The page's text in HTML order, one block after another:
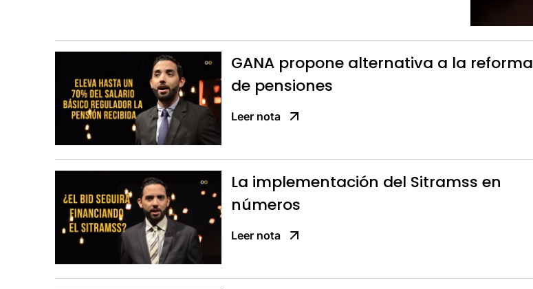
GANA propone alternativa a la reforma
de pensiones
Leer nota
La implementación del Sitramss en
números
Leer nota